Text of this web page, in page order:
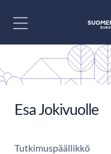
Esa Jokivuolle
Tutkimuspäällikkö